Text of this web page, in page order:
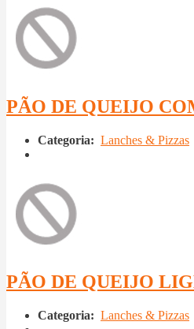
PÃO DE QUEIJO
Categoria: Lanches & Pizzas
PÃO DE QUEIJO
Categoria: Lanches & Pizzas